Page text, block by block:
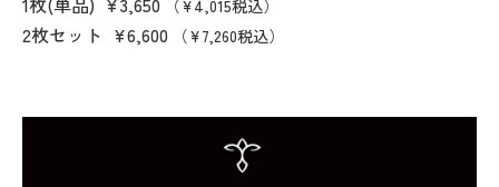
（¥4,015税込）
2枚セット ¥6,600 （¥7,260税込）